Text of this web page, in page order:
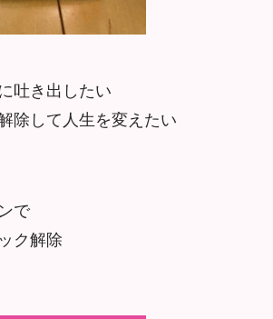
吐き出したい
除して人生を変えたい
で
ク解除